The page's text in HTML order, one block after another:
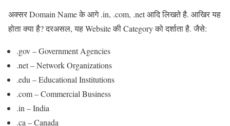
अक्सर Domain Name के आगे .in, .com, .net आदि लिखते है. आखिर यह
होता क्या है? दरअसल, यह Website की Category को दर्शाता है. जैसे:
.gov – Government Agencies
.net – Network Organizations
.edu – Educational Institutions
.com – Commercial Business
.in – India
.ca – Canada